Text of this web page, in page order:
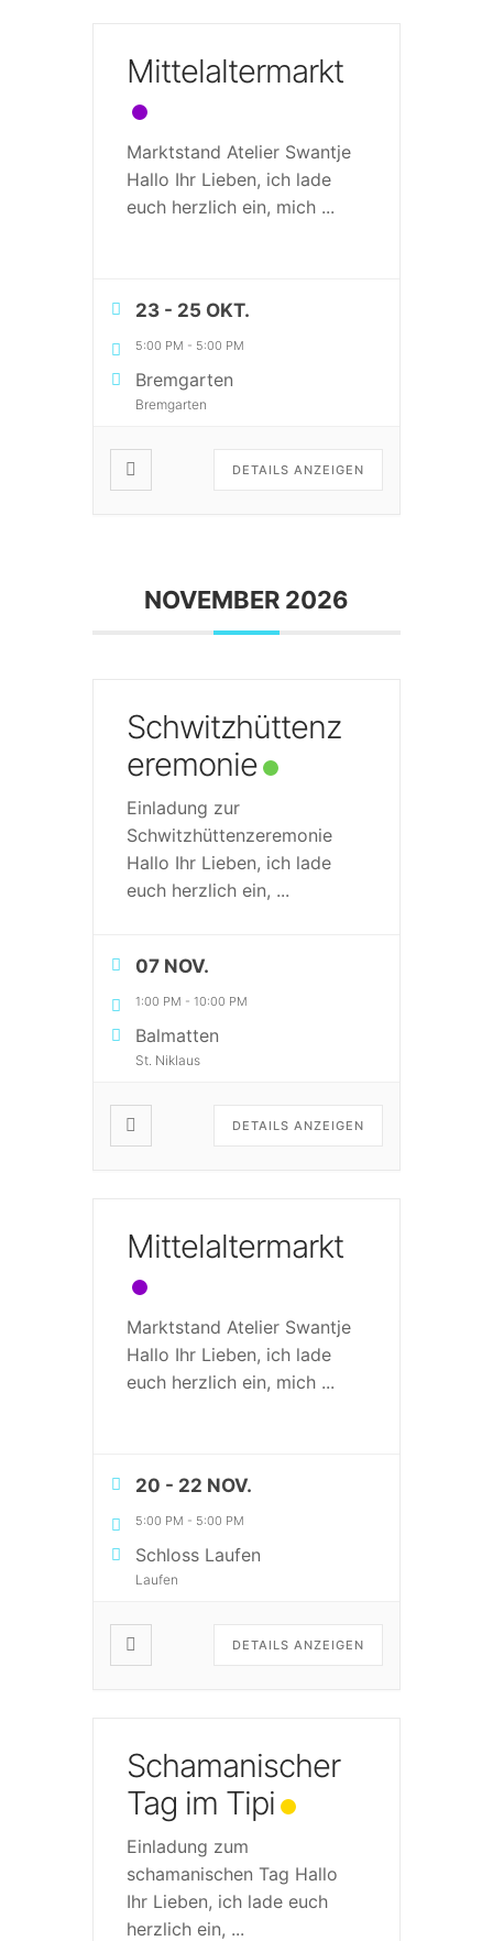
Mittelaltermarkt
Marktstand Atelier Swantje
Hallo Ihr Lieben, ich lade
euch herzlich ein, mich ...
23 - 25 OKT.
5:00 PM - 5:00 PM
Bremgarten
Bremgarten
DETAILS ANZEIGEN
NOVEMBER 2026
Schwitzhüttenz
eremonie
Einladung zur
Schwitzhüttenzeremonie
Hallo Ihr Lieben, ich lade
euch herzlich ein, ...
07 NOV.
1:00 PM - 10:00 PM
Balmatten
St. Niklaus
DETAILS ANZEIGEN
Mittelaltermarkt
Marktstand Atelier Swantje
Hallo Ihr Lieben, ich lade
euch herzlich ein, mich ...
20 - 22 NOV.
5:00 PM - 5:00 PM
Schloss Laufen
Laufen
DETAILS ANZEIGEN
Schamanischer
Tag im Tipi
Einladung zum
schamanischen Tag Hallo
Ihr Lieben, ich lade euch
herzlich ein, ...